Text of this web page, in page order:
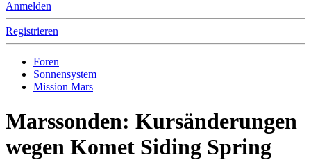
Anmelden
Registrieren
Foren
Sonnensystem
Mission Mars
Marssonden: Kursänderungen
wegen Komet Siding Spring